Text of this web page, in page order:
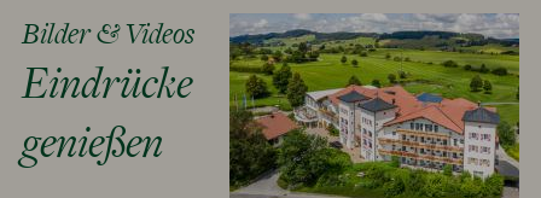
Bilder & Videos
Eindrücke
genießen